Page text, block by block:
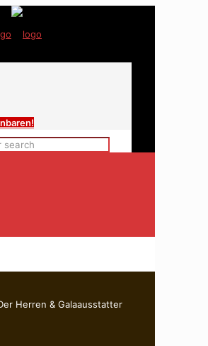
Herren & Galaausstatter